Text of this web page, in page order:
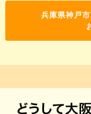
兵庫県神戸